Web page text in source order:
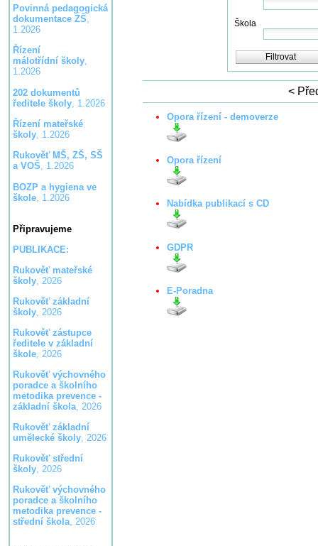
Povinná pedagogická
dokumentace ZŠ,
1.2026
Řízení
málotřídní školy,
1.2026
202 dokumentů
ředitele školy, 1.2026
Řízení mateřské
školy, 1.2026
Rukověť MŠ, ZŠ, SŠ
a VOŠ, 1.2026
BOZP a hygiena ve
škole, 1.2026
Připravujeme
PUBLIKACE:
Rukověť mateřské
školy, 2026
Rukověť základní
školy, 2026
Rukověť zástupce
ředitele v základní
škole, 2026
Rukověť výchovného
poradce a školního
metodika prevence -
základní škola, 2026
Rukověť základní
umělecké školy, 2026
Rukověť střední
školy, 2026
Rukověť výchovného
poradce a školního
metodika prevence -
střední škola, 2026
Škola
Filtrovat
<
Opora řízení - demoverze
Opora řízení
Nabídka publikací s CD
GDPR
E-Poradna